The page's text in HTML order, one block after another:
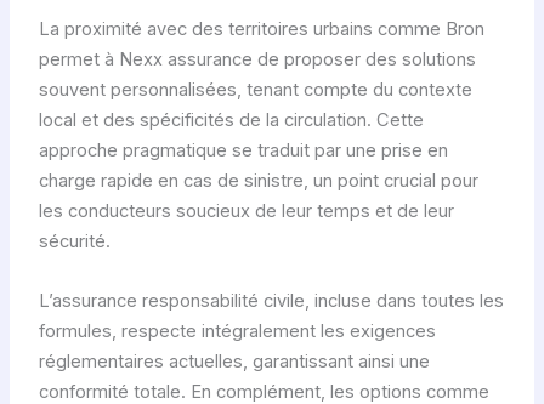
La proximité avec des territoires urbains comme Bron
permet à Nexx assurance de proposer des solutions
souvent personnalisées, tenant compte du contexte
local et des spécificités de la circulation. Cette
approche pragmatique se traduit par une prise en
charge rapide en cas de sinistre, un point crucial pour
les conducteurs soucieux de leur temps et de leur
sécurité.
L’assurance responsabilité civile, incluse dans toutes les
formules, respecte intégralement les exigences
réglementaires actuelles, garantissant ainsi une
conformité totale. En complément, les options comme